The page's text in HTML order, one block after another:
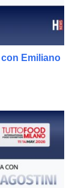
Emiliano